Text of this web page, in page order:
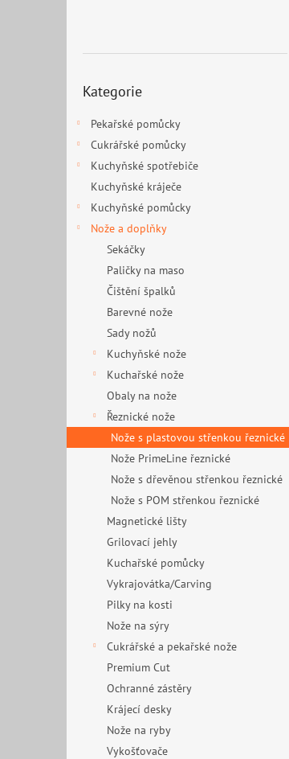
kategorie
Kategorie
Pekařské pomůcky
Cukrářské pomůcky
Kuchyňské spotřebiče
Kuchyňské kráječe
Kuchyňské pomůcky
Nože a doplňky
Sekáčky
Paličky na maso
Čištění špalků
Barevné nože
Sady nožů
Kuchyňské nože
Kuchařské nože
Obaly na nože
Řeznické nože
Nože s plastovou střenkou řeznické
Nože PrimeLine řeznické
Nože s dřevěnou střenkou řeznické
Nože s POM střenkou řeznické
Magnetické lišty
Grilovací jehly
Kuchařské pomůcky
Vykrajovátka/Carving
Pilky na kosti
Nože na sýry
Cukrářské a pekařské nože
Premium Cut
Ochranné zástěry
Krájecí desky
Nože na ryby
Vykošťovače